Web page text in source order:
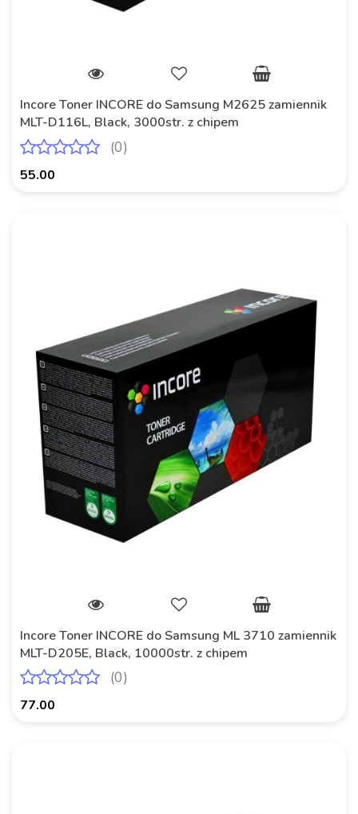
Incore Toner INCORE do Samsung M2625 zamiennik
MLT-D116L, Black, 3000str. z chipem
(0)
55.00
Incore Toner INCORE do Samsung ML 3710 zamiennik
MLT-D205E, Black, 10000str. z chipem
(0)
77.00